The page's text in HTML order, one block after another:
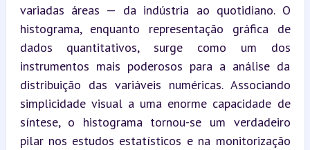
variadas áreas — da indústria ao quotidiano. O
histograma, enquanto representação gráfica de
dados quantitativos, surge como um dos
instrumentos mais poderosos para a análise da
distribuição das variáveis numéricas. Associando
simplicidade visual a uma enorme capacidade de
síntese, o histograma tornou-se um verdadeiro
pilar nos estudos estatísticos e na monitorização